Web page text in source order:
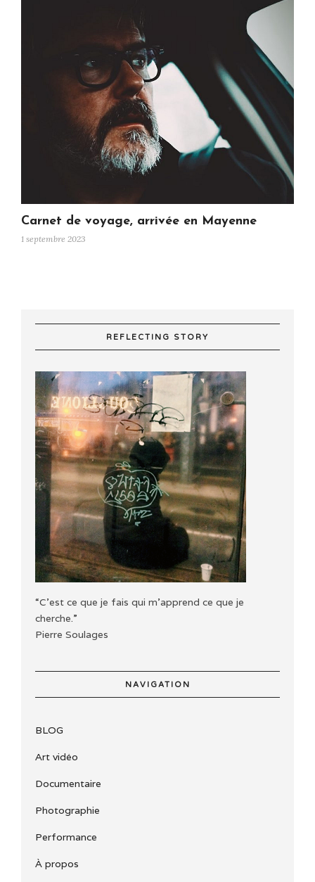
Carnet de voyage, arrivée en Mayenne
1 septembre 2023
REFLECTING STORY
“C'est ce que je fais qui m'apprend ce que je
cherche.”
Pierre Soulages
NAVIGATION
BLOG
Art vidéo
Documentaire
Photographie
Performance
À propos